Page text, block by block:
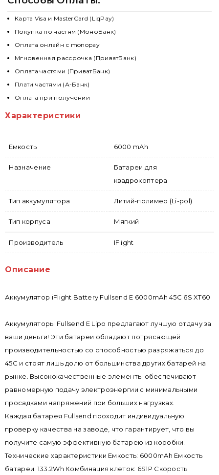
Карта Visa и MasterCard (LiqPay)
Покупка по частям (МоноБанк)
Оплата онлайн с monopay
Мгновенная рассрочка (ПриватБанк)
Оплата частями (ПриватБанк)
Плати частями (А-Банк)
Оплата при получении
Характеристики
Емкость 6000 mAh
Назначение
Батареи для
квадрокоптера
Тип аккумулятора Литий-полимер (Li-pol)
Тип корпуса Мягкий
Производитель IFlight
Описание
Аккумулятор iFlight Battery Fullsend E 6000mAh 45C 6S XT60
Аккумуляторы Fullsend E Lipo предлагают лучшую отдачу за
ваши деньги! Эти батареи обладают потрясающей
производительностью со способностью разряжаться до
45C и стоят лишь долю от большинства других батарей на
рынке. Высококачественные элементы обеспечивают
равномерную подачу электроэнергии с минимальными
просадками напряжений при больших нагрузках.
Каждая батарея Fullsend проходит индивидуальную
проверку качества на заводе, что гарантирует, что вы
получите самую эффективную батарею из коробки.
Технические характеристики Емкость: 6000mAh Емкость
батареи: 133.2Wh Комбинация клеток: 6S1P Скорость